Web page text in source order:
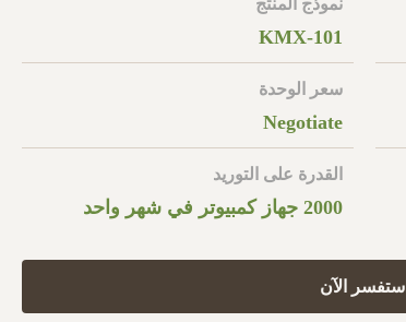
نموذج المنتج
KMX-101
سعر الوحدة
Negotiate
القدرة على التوريد
2000 جهاز كمبيوتر في شهر واحد
استفسر الآن